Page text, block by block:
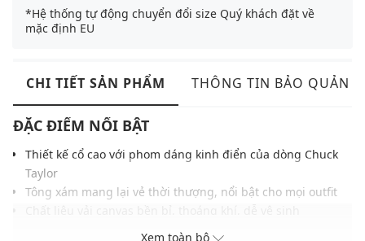
*Hệ thống tự động chuyển đổi size Quý khách đặt về
mặc định EU
CHI TIẾT SẢN PHẨM THÔNG TIN BẢO QUẢN
ĐẶC ĐIỂM NỔI BẬT
Thiết kế cổ cao với phom dáng kinh điển của dòng Chuck
Taylor
Tông xám mang lại vẻ thời thượng, nổi bật cho mọi outfit
Đế cao su nhẹ giúp tôn dáng, êm ái khi di chuyển
Xem toàn bộ